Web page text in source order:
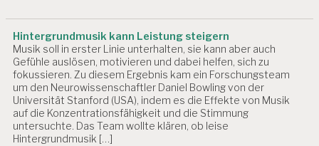
SS
N
A
H
M
E
N
Hintergrundmusik kann Leistung steigern
Musik soll in erster Linie unterhalten, sie kann aber auch
Gefühle auslösen, motivieren und dabei helfen, sich zu
fokussieren. Zu diesem Ergebnis kam ein Forschungsteam
um den Neurowissenschaftler Daniel Bowling von der
Universität Stanford (USA), indem es die Effekte von Musik
auf die Konzentrationsfähigkeit und die Stimmung
untersuchte. Das Team wollte klären, ob leise
Hintergrundmusik […]